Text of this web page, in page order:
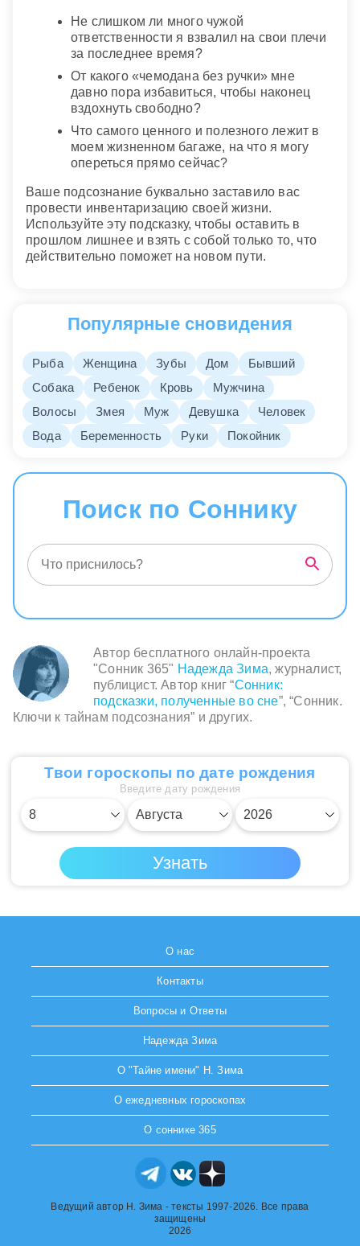
Не слишком ли много чужой
ответственности я взвалил на свои плечи
за последнее время?
От какого «чемодана без ручки» мне
давно пора избавиться, чтобы наконец
вздохнуть свободно?
Что самого ценного и полезного лежит в
моем жизненном багаже, на что я могу
опереться прямо сейчас?
Ваше подсознание буквально заставило вас
провести инвентаризацию своей жизни.
Используйте эту подсказку, чтобы оставить в
прошлом лишнее и взять с собой только то, что
действительно поможет на новом пути.
Популярные сновидения
Рыба Женщина Зубы Дом
Бывший
Собака
Ребенок Кровь
Мужчина
Волосы
Змея Муж Девушка
Человек
Вода
Беременность Руки Покойник
Поиск по Соннику
Автор бесплатного онлайн-проекта
"Сонник 365" Надежда Зима, журналист,
публицист. Автор книг “Сонник:
подсказки, полученные во сне”, “Сонник.
Ключи к тайнам подсознания” и других.
Твои гороскопы по дате рождения
Введите дату рождения
О нас
Контакты
Вопросы и Ответы
Надежда Зима
О "Тайне имени" Н. Зима
О ежедневных гороскопах
О соннике 365
Ведущий автор Н. Зима - тексты 1997-2026. Все права
защищены
2026